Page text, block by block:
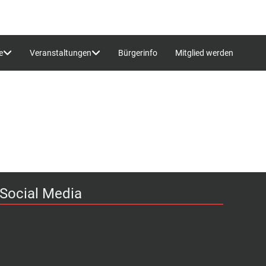
Veranstaltungen Bürgerinfo Mitglied werden
Social Media